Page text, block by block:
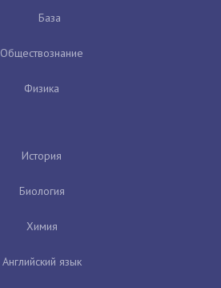
База
Обществознание
Физика
История
Биология
Химия
Английский язык